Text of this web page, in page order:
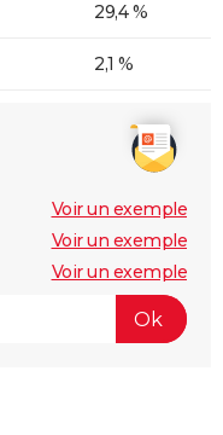
29,4 %
2,1 %
Voir un exemple
Voir un exemple
Voir un exemple